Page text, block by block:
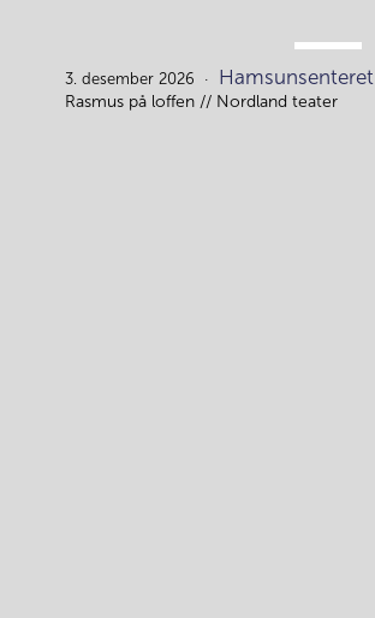
3.
3. desember 2026 Hamsunsenteret
Rasmus på loffen // Nordland teater